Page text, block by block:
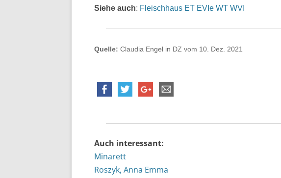
Siehe auch: Fleischhaus ET EVIe WT WVI
Quelle: Claudia Engel in DZ vom 10. Dez. 2021
Auch interessant:
Minarett
Roszyk, Anna Emma